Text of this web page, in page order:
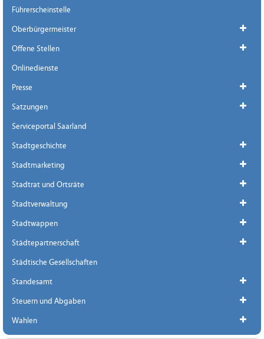
Führerscheinstelle
Oberbürgermeister
Offene Stellen
Onlinedienste
Presse
Satzungen
Serviceportal Saarland
Stadtgeschichte
Stadtmarketing
Stadtrat und Ortsräte
Stadtverwaltung
Stadtwappen
Städtepartnerschaft
Städtische Gesellschaften
Standesamt
Steuern und Abgaben
Wahlen